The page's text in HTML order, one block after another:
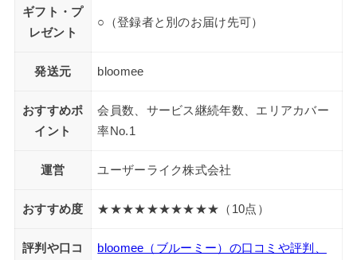
ギフト・プ
レゼント
○（登録者と別のお届け先可）
発送元 bloomee
おすすめポ
イント
会員数、サービス継続年数、エリアカバー
率No.1
運営 ユーザーライク株式会社
おすすめ度 ★★★★★★★★★★（10点）
評判や口コ
bloomee（ブルーミー）の口コミや評判、